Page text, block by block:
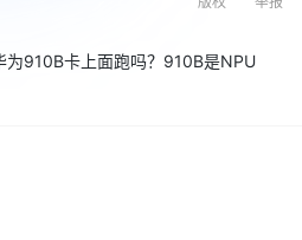
910B卡上面跑吗？910B是NPU